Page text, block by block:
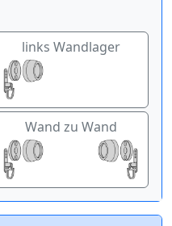
links Wandlager
Wand zu Wand